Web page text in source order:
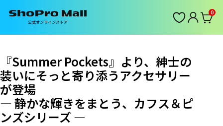
公式オンラインストア
0
『Summer Pockets』より、紳士の
装いにそっと寄り添うアクセサリー
が登場
— 静かな輝きをまとう、カフス＆ピ
ンズシリーズ —